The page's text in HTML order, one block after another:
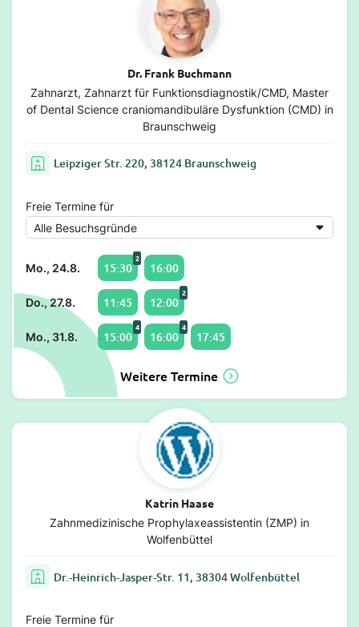
Dr. Frank Buchmann
Zahnarzt, Zahnarzt für Funktionsdiagnostik/CMD, Master
of Dental Science craniomandibuläre Dysfunktion (CMD) in
Braunschweig
Leipziger Str. 220, 38124 Braunschweig
Freie Termine für
Mo., 24.8. 15:30
2
16:00
Do., 27.8. 11:45 12:00
2
Mo., 31.8. 15:00
4
16:00
4
17:45
Weitere Termine
Katrin Haase
Zahnmedizinische Prophylaxeassistentin (ZMP) in
Wolfenbüttel
Dr.-Heinrich-Jasper-Str. 11, 38304 Wolfenbüttel
Freie Termine für